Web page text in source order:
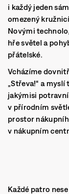
i každý jeden
omezený
Novými
hře světel a
přátelské.
Vcházíme
„Střeva!“ a
jakýmisi
v přírodním
prostor
v nákupním
Každé patro